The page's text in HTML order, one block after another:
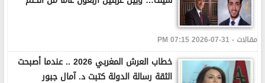
مقالات - 31-07-2026 07:15 PM
خطاب العرش المغربي 2026 .. عندما أصبحت
الثقة رسالة الدولة كتبت د. آمال جبور